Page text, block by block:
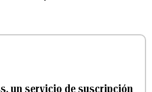
un servicio de suscripción